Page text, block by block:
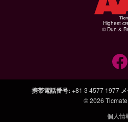
Highest
© Dun &
携帯電話番号: +81 3 4577 1977
© 2026
個人情